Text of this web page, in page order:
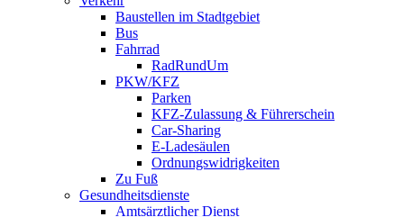
Baustellen im Stadtgebiet
Bus
Fahrrad
RadRundUm
PKW/KFZ
Parken
KFZ-Zulassung & Führerschein
Car-Sharing
E-Ladesäulen
Ordnungswidrigkeiten
Zu Fuß
Gesundheitsdienste
Amtsärztlicher Dienst